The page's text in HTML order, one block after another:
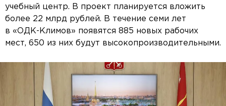
учебный центр. В проект планируется вложить
более 22 млрд рублей. В течение семи лет
в «ОДК-Климов» появятся 885 новых рабочих
мест, 650 из них будут высокопроизводительными.